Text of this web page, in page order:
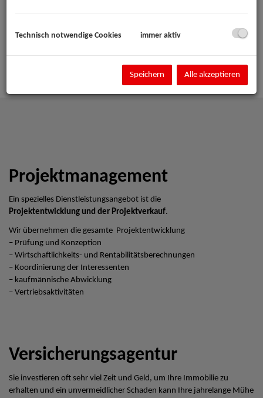
Projektmanagement
Ein spezielles Dienstleistungsangebot ist die
Projektentwicklung und der Projektverkauf.
Wir übernehmen die gesamte Projektentwicklung
– Prüfung und Konzeption
– Wirtschaftlichkeits- und Rentabilitätsberechnungen
– Koordinierung der Interessenten
– kaufmännische Abwicklung
– Vertriebsaktivitäten
Versicherungsagentur
Sie investieren oft sehr viel Zeit und Geld, um Ihre Immobilie zu
erhalten und ein unvermeidlicher Schaden kann Ihre jahrelange Mühe
Technisch notwendige Cookies immer aktiv
Speichern Alle akzeptieren